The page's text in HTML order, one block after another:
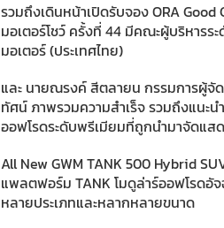
รวมถึงเดินหน้าเปิดรับจอง ORA
มอเตอร์โชว์ ครั้งที่ 44 มีคณะผู้บริหารร
มอเตอร์ (ประเทศไทย)
และ นายณรงค์ สีตลายน กรรมการผู้จั
ทัศน์ ภาพรวมความสำเร็จ รวมถึงแนะ
ออฟโรดระดับพรีเมียมที่ถูกนำมาจัดแสด
All New GWM TANK 500 Hybrid
แพลตฟอร์ม TANK โมดูล่าร์ออฟโรดอั
หลายประเภทและหลากหลายขนาด